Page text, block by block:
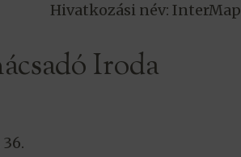
Hivatkozási név: InterMap
Iroda